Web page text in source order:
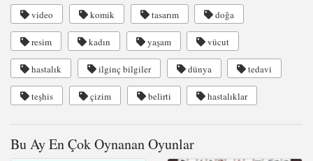
video komik tasarım doğa
resim kadın yaşam vücut
hastalık ilginç bilgiler dünya tedavi
teşhis çizim belirti hastalıklar
Bu Ay En Çok Oynanan Oyunlar